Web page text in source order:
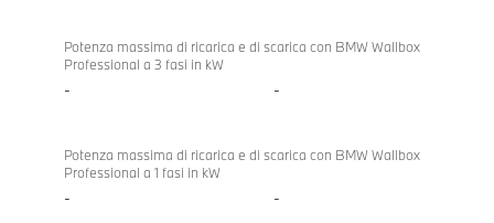
Potenza massima di ricarica e di scarica con BMW Wallbox
Professional a 3 fasi in kW
- -
Potenza massima di ricarica e di scarica con BMW Wallbox
Professional a 1 fasi in kW
- -